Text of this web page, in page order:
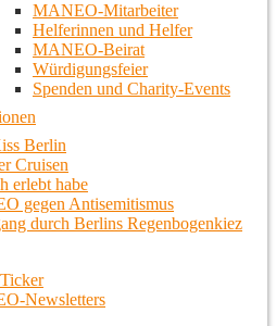
MANEO-Mitarbeiter
Helferinnen und Helfer
MANEO-Beirat
Würdigungsfeier
Spenden und Charity-Events
Berlin
Cruisen
erlebt habe
gegen Antisemitismus
durch Berlins Regenbogenkiez
Newsletters